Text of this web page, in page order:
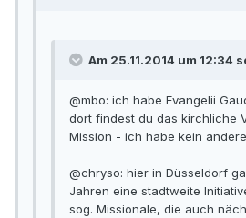
Am 25.11.2014 um 12:34
@mbo: ich habe Evangelii
dort findest du das kirchliche
Mission - ich habe kein
@chryso: hier in Düsseldorf
Jahren eine stadtweite
sog. Missionale, die auch